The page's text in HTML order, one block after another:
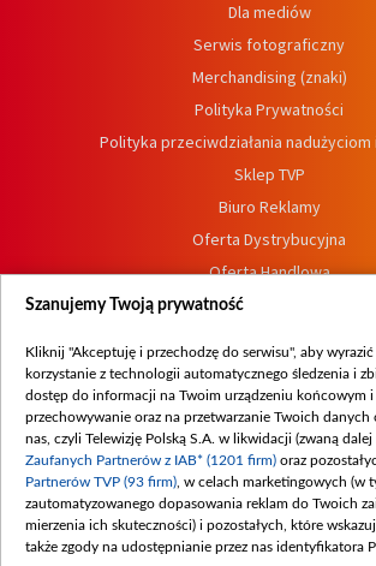
Dla mediów
Serwis fotograficzny
Merchandising (znaki)
Polityka Prywatności
Polityka przeciwdziałania
Sklep TVP
Biuro Reklamy
Oferta Dystrybucyjna
Oferta Handlowa
Dostępność
Procedura zgłoszeń
Szanujemy Twoją prywatność
Kliknij "Akceptuję i przechodzę do serwisu", aby
korzystanie z technologii automatycznego śledzenia i
dostęp do informacji na Twoim urządzeniu końcowym i
przechowywanie oraz na przetwarzanie Twoich danych
nas, czyli Telewizję Polską S.A. w likwidacji (zwaną dalej
Zaufanych Partnerów z IAB* (1201 firm) oraz
Partnerów TVP (93 firm) , w celach marketingowych (w
zautomatyzowanego dopasowania reklam do Twoich
mierzenia ich skuteczności) i pozostałych, które
także zgody na udostępnianie przez nas identyfikatora